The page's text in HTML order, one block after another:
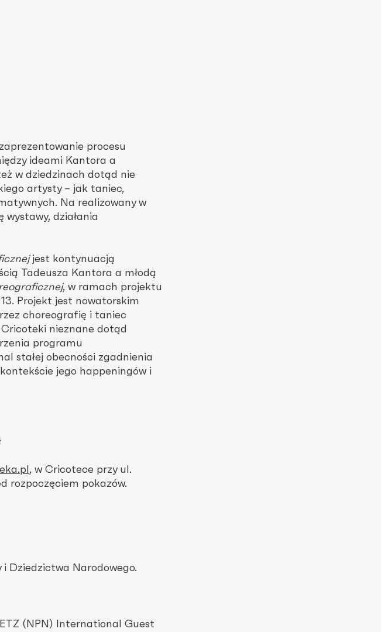
procesu
ideami Kantora a
w dziedzinach dotąd nie
artysty – jak taniec,
Na realizowany w
wystawy, działania
jest kontynuacją
Tadeusza Kantora a młodą
, w ramach projektu
Projekt jest nowatorskim
choreografię i taniec
Cricoteki nieznane dotąd
programu
stałej obecności zgadnienia
jego happeningów i
, w Cricotece przy ul.
rozpoczęciem pokazów.
Dziedzictwa Narodowego.
(NPN) International Guest